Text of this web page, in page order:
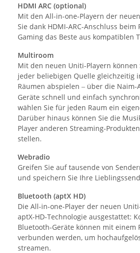
HDMI ARC (optional)
Mit den All-in-one-Playern der
Sie dank HDMI-ARC-Anschluss beim
Gaming das Beste aus kompatiblen
Multiroom
Mit den neuen Uniti-Playern können
jeder beliebigen Quelle gleichzeitig
Räumen abspielen – über die Naim-
Geräte schnell und einfach
wählen Sie für jeden Raum ein
Darüber hinaus können Sie die
Player anderen Streaming-
stellen.
Webradio
Greifen Sie auf tausende von
und speichern Sie Ihre
Bluetooth (aptX HD)
Die All-in-one-Player der neuen
aptX-HD-Technologie ausgestattet:
Bluetooth-Geräte können mit einem
verbunden werden, um
streamen.